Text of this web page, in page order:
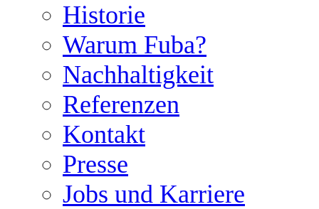
Historie
Warum Fuba?
Nachhaltigkeit
Referenzen
Kontakt
Presse
Jobs und Karriere